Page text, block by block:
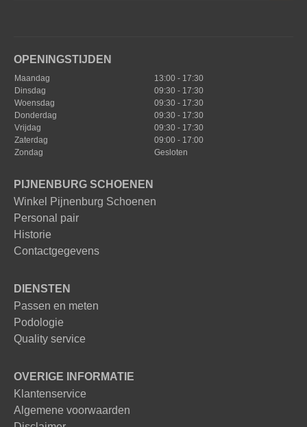
OPENINGSTIJDEN
Maandag
13:00 - 17:30
Dinsdag
09:30 - 17:30
Woensdag
09:30 - 17:30
Donderdag
09:30 - 17:30
Vrijdag
09:30 - 17:30
Zaterdag
09:00 - 17:00
Zondag
Gesloten
PIJNENBURG SCHOENEN
Winkel Pijnenburg Schoenen
Personal pair
Historie
Contactgegevens
DIENSTEN
Passen en meten
Podologie
Quality service
OVERIGE INFORMATIE
Klantenservice
Algemene voorwaarden